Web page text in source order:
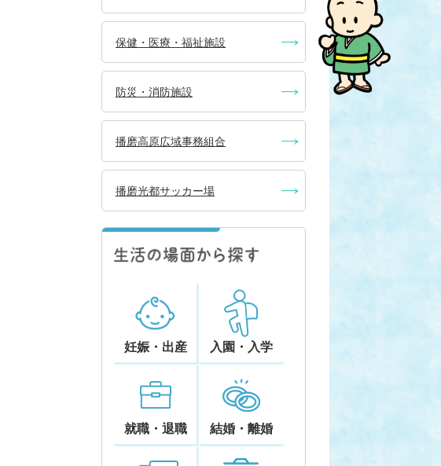
保健・医療・福祉施設
防災・消防施設
播磨高原広域事務組合
播磨光都サッカー場
妊娠・出産 入園・入学
就職・退職 結婚・離婚